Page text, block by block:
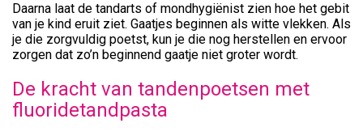
Daarna laat de tandarts of mondhygiënist zien hoe het gebit
van je kind eruit ziet. Gaatjes beginnen als witte vlekken. Als
je die zorgvuldig poetst, kun je die nog herstellen en ervoor
zorgen dat zo’n beginnend gaatje niet groter wordt.
De kracht van tandenpoetsen met
fluoridetandpasta